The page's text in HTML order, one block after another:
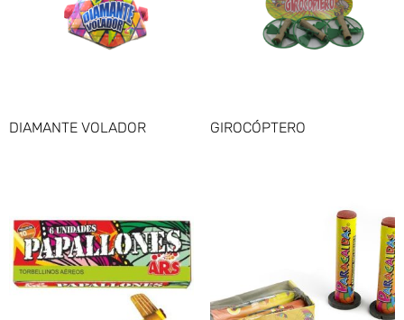
DIAMANTE VOLADOR GIROCÓPTERO